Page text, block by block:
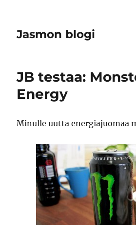
Jasmon blogi
JB testaa:
Energy
Minulle uutta energiajuomaa